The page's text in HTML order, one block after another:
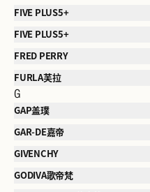
FIVE PLUS5+
FIVE PLUS5+
FRED PERRY
FURLA芙拉
G
GAP盖璞
GAR-DE嘉帝
GIVENCHY
GODIVA歌帝梵